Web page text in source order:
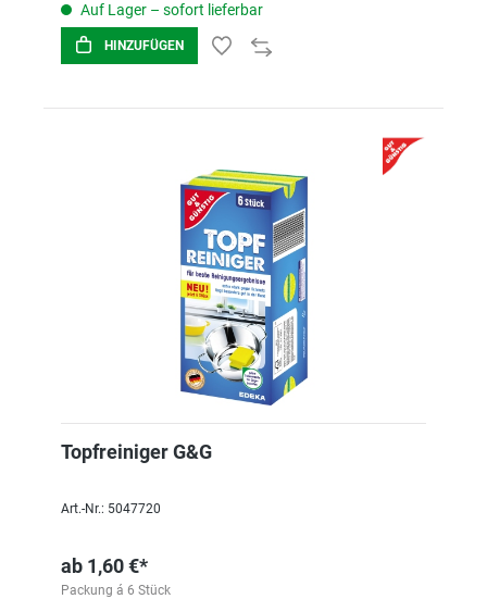
Auf Lager – sofort lieferbar
HINZUFÜGEN
Topfreiniger G&G
Art.-Nr.: 5047720
ab 1,60 €*
Packung á 6 Stück